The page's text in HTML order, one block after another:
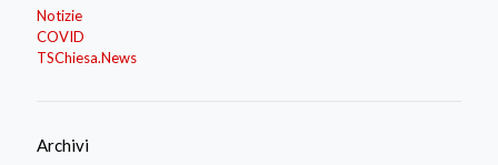
Notizie
COVID
TSChiesa.News
Archivi